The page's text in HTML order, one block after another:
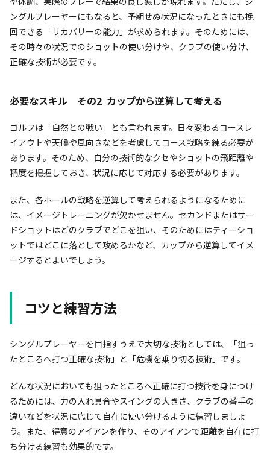
ングルプレーヤーにもなると、予期せぬ状況になったときにも挽
回できる「リカバリーの能力」が求められます。そのためには、
その時々の状況でのショットの使い分けや、クラブの使い分け、
正確な技術が必要です。
必要なスキル その2 カップから逆算して考える
ゴルフは「自然との戦い」とも言われます。日々変わるコースレ
イアウトや天候や風向きなどを考慮してコース戦略を練る必要が
あります。そのため、自分の技術的なクセやショットの飛距離や
精度を把握しておき、状況に応じて対応する必要があります。
また、各ホールの戦略を逆算して考えられるようになるために
は、イメージトレーニングが欠かせません。セカンドまたはサー
ドショットはどのクラブでどこを狙い、そのためにはティーショ
ットではどこに落として攻めるかなど、カップから逆算してイメ
ージするとよいでしょう。
コツと練習方法
シングルプレーヤーを目指すうえで大切な技術としては、「狙っ
たところへ打つ正確な技術」と「危機を乗り切る技術」です。
どんな状況においても狙ったところへ正確に打つ技術を身につけ
るためには、力の入れ具合やスイングの大きさ、クラブの番手の
違いなどを状況に応じて自在に使い分けるように練習しましょ
う。また、得意のアイアンを作り、そのアイアンで距離を自在に打
ち分ける練習も効果的です。